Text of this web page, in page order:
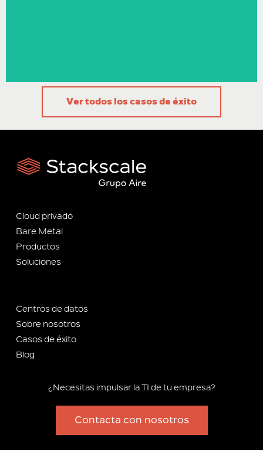
Ver todos los casos de éxito
Cloud privado
Bare Metal
Productos
Soluciones
Centros de datos
Sobre nosotros
Casos de éxito
Blog
¿Necesitas impulsar la TI de tu empresa?
Contacta con nosotros